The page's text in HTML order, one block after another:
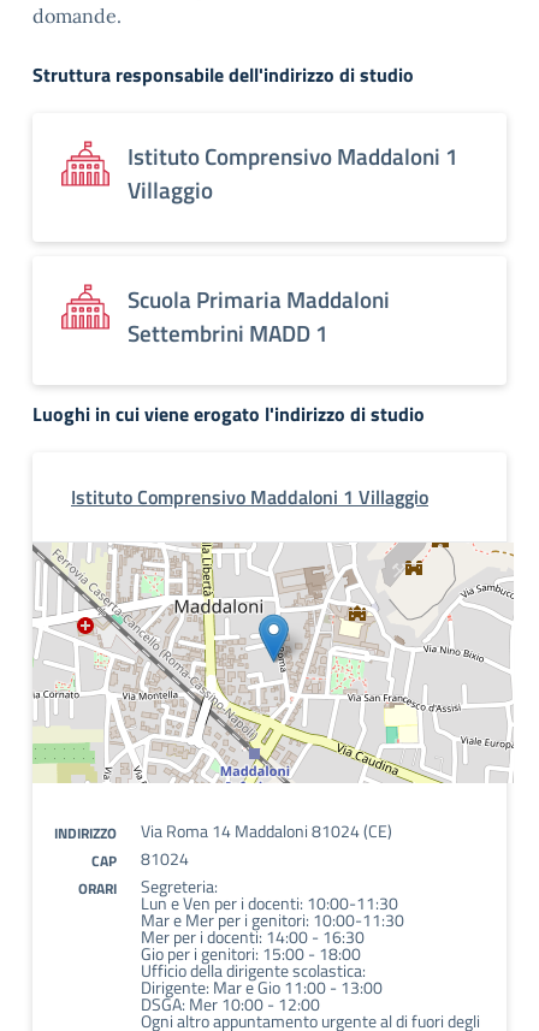
domande.
Struttura responsabile dell'indirizzo di studio
Istituto Comprensivo Maddaloni 1
Villaggio
Scuola Primaria Maddaloni
Settembrini MADD 1
Luoghi in cui viene erogato l'indirizzo di studio
Istituto Comprensivo Maddaloni 1 Villaggio
INDIRIZZO Via Roma 14 Maddaloni 81024 (CE)
CAP 81024
ORARI Segreteria:
Lun e Ven per i docenti: 10:00-11:30
Mar e Mer per i genitori: 10:00-11:30
Mer per i docenti: 14:00 - 16:30
Gio per i genitori: 15:00 - 18:00
Ufficio della dirigente scolastica:
Dirigente: Mar e Gio 11:00 - 13:00
DSGA: Mer 10:00 - 12:00
Ogni altro appuntamento urgente al di fuori degli